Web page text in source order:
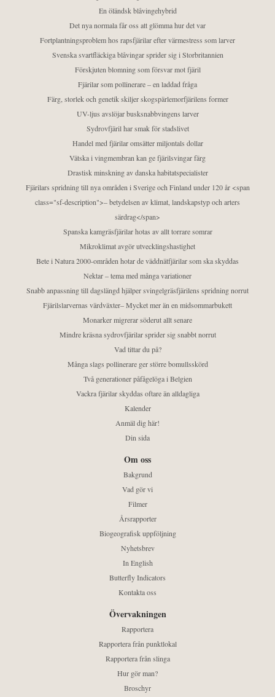
En öländsk blåvingehybrid
Det nya normala får oss att glömma hur det var
Fortplantningsproblem hos rapsfjärilar efter värmestress som larver
Svenska svartfläckiga blåvingar sprider sig i Storbritannien
Förskjuten blomning som försvar mot fjäril
Fjärilar som pollinerare – en laddad fråga
Färg, storlek och genetik skiljer skogspärlemorfjärilens former
UV-ljus avslöjar busksnabbvingens larver
Sydrovfjäril har smak för stadslivet
Handel med fjärilar omsätter miljontals dollar
Vätska i vingmembran kan ge fjärilsvingar färg
Drastisk minskning av danska habitatspecialister
Fjärilars spridning till nya områden i Sverige och Finland under 120 år <span
class="sf-description">– betydelsen av klimat, landskapstyp och arters
särdrag</span>
Spanska kamgräsfjärilar hotas av allt torrare somrar
Mikroklimat avgör utvecklingshastighet
Bete i Natura 2000-områden hotar de väddnätfjärilar som ska skyddas
Nektar – tema med många variationer
Snabb anpassning till dagslängd hjälper svingelgräsfjärilens spridning norrut
Fjärilslarvernas värdväxter– Mycket mer än en midsommarbukett
Monarker migrerar söderut allt senare
Mindre kräsna sydrovfjärilar sprider sig snabbt norrut
Vad tittar du på?
Många slags pollinerare ger större bomullsskörd
Två generationer påfågelöga i Belgien
Vackra fjärilar skyddas oftare än alldagliga
Kalender
Anmäl dig här!
Din sida
Om oss
Bakgrund
Vad gör vi
Filmer
Årsrapporter
Biogeografisk uppföljning
Nyhetsbrev
In English
Butterfly Indicators
Kontakta oss
Övervakningen
Rapportera
Rapportera från punktlokal
Rapportera från slinga
Hur gör man?
Broschyr